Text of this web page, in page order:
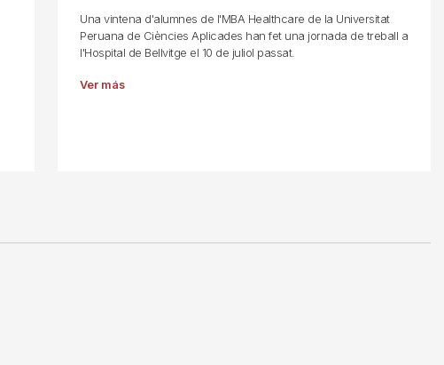
Una vintena d'alumnes de l'MBA Healthcare de la Universitat
Peruana de Ciències Aplicades han fet una jornada de treball a
l'Hospital de Bellvitge el 10 de juliol passat.
Ver más